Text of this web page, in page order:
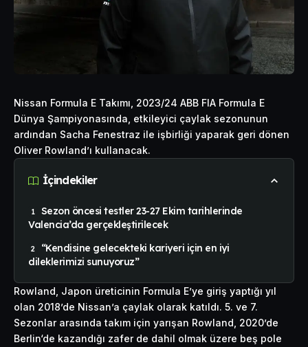
Nissan Formula E Takımı, 2023/24 ABB FIA Formula E
Dünya Şampiyonasında, etkileyici çaylak sezonunun
ardından Sacha Fenestraz ile işbirliği yaparak geri dönen
Oliver Rowland’ı kullanacak.
İçindekiler
Sezon öncesi testler 23-27 Ekim tarihlerinde
Valencia’da gerçekleştirilecek
“Kendisine gelecekteki kariyeri için en iyi
dileklerimizi sunuyoruz”
Rowland, Japon üreticinin Formula E’ye giriş yaptığı yıl
olan 2018’de Nissan’a çaylak olarak katıldı. 5. ve 7.
Sezonlar arasında takım için yarışan Rowland, 2020’de
Berlin‘de kazandığı zafer de dahil olmak üzere beş pole